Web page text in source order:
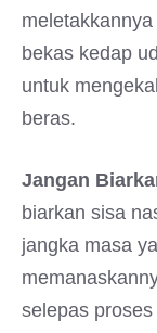
bekas kedap
untuk
beras.
Jangan
biarkan sisa
jangka masa
selepas